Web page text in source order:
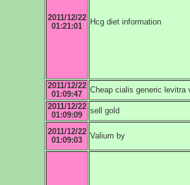
2011/12/22
01:21:01
Hcg diet information
2011/12/22
01:09:47
Cheap cialis generic levitra
2011/12/22
01:09:09
sell gold
2011/12/22
01:09:03
Valium by